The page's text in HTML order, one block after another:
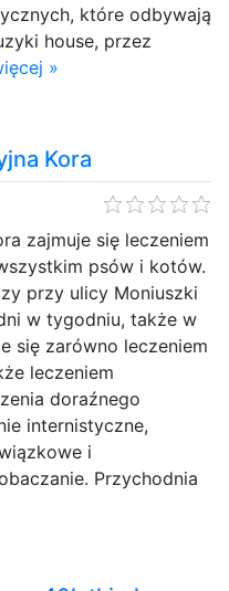
które odbywają
house, przez
»
Kora
zajmuje się leczeniem
psów i kotów.
przy ulicy Moniuszki
w tygodniu, także w
się zarówno leczeniem
leczeniem
doraźnego
internistyczne,
i
Przychodnia